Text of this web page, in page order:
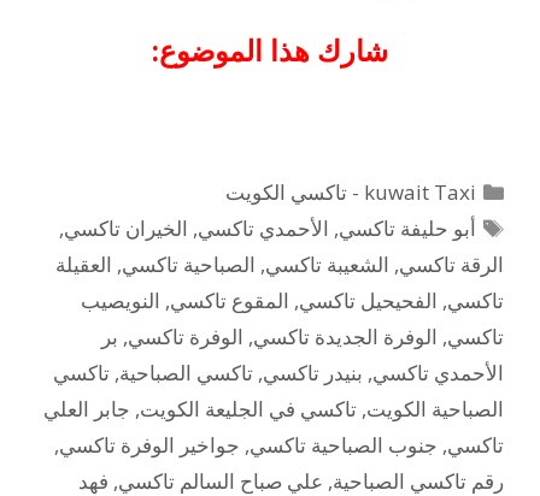
شارك هذا الموضوع:
التصنيفات
kuwait Taxi - تاكسي الكويت
الوسوم
أبو حليفة تاكسي, الأحمدي تاكسي, الخيران تاكسي,
الرقة تاكسي, الشعيبة تاكسي, الصباحية تاكسي, العقيلة
تاكسي, الفحيحيل تاكسي, المقوع تاكسي, النويصيب
تاكسي, الوفرة الجديدة تاكسي, الوفرة تاكسي, بر
الأحمدي تاكسي, بنيدر تاكسي, تاكسي الصباحية, تاكسي
الصباحية الكويت, تاكسي في الجليعة الكويت, جابر العلي
تاكسي, جنوب الصباحية تاكسي, جواخير الوفرة تاكسي,
رقم تاكسي الصباحية, علي صباح السالم تاكسي, فهد